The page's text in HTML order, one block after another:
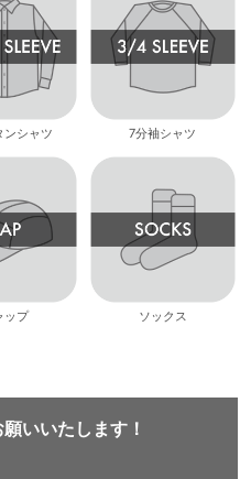
ンシャツ 7分袖シャツ
ップ ソックス
いいたします！